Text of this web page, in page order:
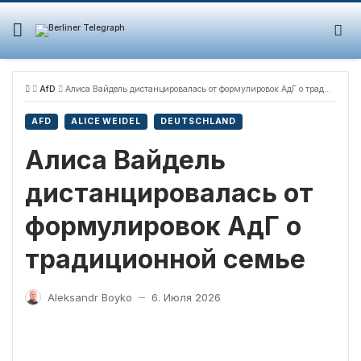
Skip
content
AfD Алиса Вайдель дистанцировалась от формулировок АдГ о традиционной семье
AFD ALICE WEIDEL DEUTSCHLAND
Алиса Вайдель
дистанцировалась от
формулировок АдГ о
традиционной семье
Aleksandr Boyko — 6. Июля 2026